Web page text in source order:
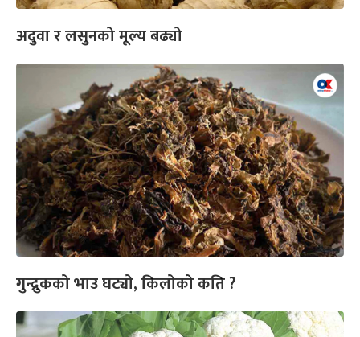
अदुवा र लसुनको मूल्य बढ्यो
गुन्द्रुकको भाउ घट्यो, किलोको कति ?